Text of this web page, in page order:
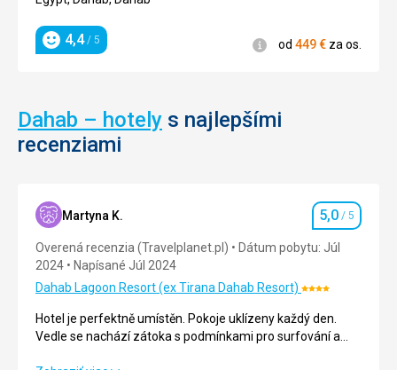
Hodnotenie
4,4/ 5 Informácie
od 449€ za os.
Dahab – hotely s najlepšími
recenziami
Martyna K. Hodnotenie
5,0 / 5
Overená recenzia (Travelplanet.pl)
Dátum pobytu: Júl
2024
Napísané Júl 2024
Dahab Lagoon Resort (ex Tirana Dahab Resort)Hodnotenie:
4/5
Hotel je perfektně umístěn. Pokoje uklízeny každý den.
Vedle se nachází zátoka s podmínkami pro surfování a